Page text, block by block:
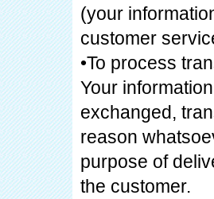
(your
customer
•To process
Your
exchanged,
reason
purpose of
the customer.